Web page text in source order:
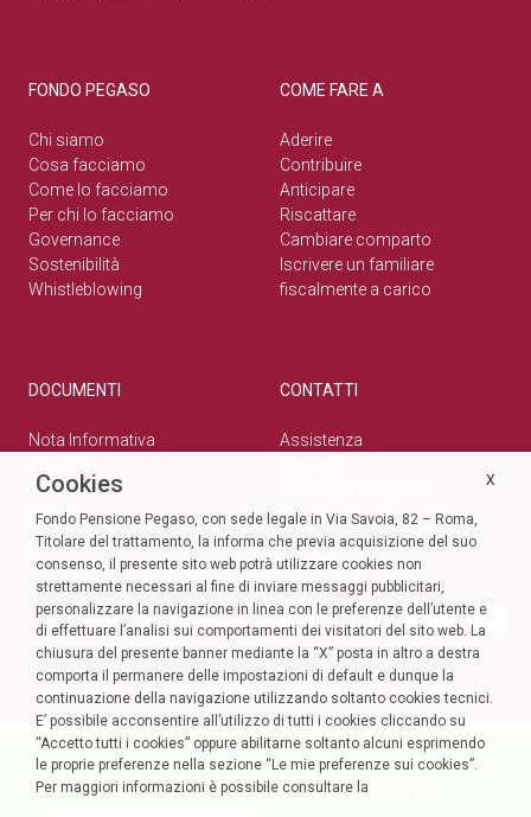
FONDO PEGASO
Chi siamo
Cosa facciamo
Come lo facciamo
Per chi lo facciamo
Governance
Sostenibilità
Whistleblowing
COME FARE A
Aderire
Contribuire
Anticipare
Riscattare
Cambiare comparto
Iscrivere un familiare
fiscalmente a carico
DOCUMENTI
Nota Informativa
Normativa
Bilanci
Modulistica
Circolari
CONTATTI
Assistenza
Privacy e cookie policy
SOCIAL
Accedi alla tua Area Riservata
X
Cookies
Fondo Pensione Pegaso, con sede legale in Via Savoia, 82 – Roma,
Titolare del trattamento, la informa che previa acquisizione del suo
consenso, il presente sito web potrà utilizzare cookies non
strettamente necessari al fine di inviare messaggi pubblicitari,
personalizzare la navigazione in linea con le preferenze dell’utente e
di effettuare l’analisi sui comportamenti dei visitatori del sito web. La
chiusura del presente banner mediante la “X” posta in altro a destra
comporta il permanere delle impostazioni di default e dunque la
continuazione della navigazione utilizzando soltanto cookies tecnici.
E’ possibile acconsentire all’utilizzo di tutti i cookies cliccando su
“Accetto tutti i cookies” oppure abilitarne soltanto alcuni esprimendo
le proprie preferenze nella sezione “Le mie preferenze sui cookies”.
Per maggiori informazioni è possibile consultare la